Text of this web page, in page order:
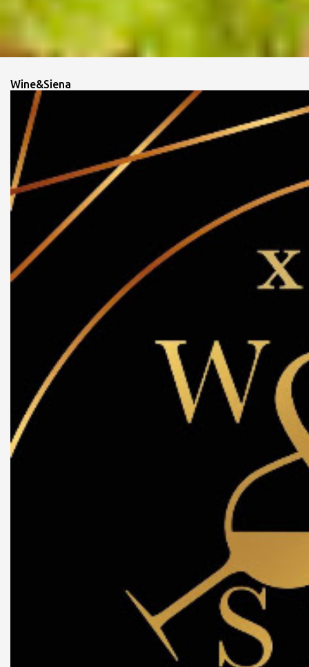
Wine&Siena